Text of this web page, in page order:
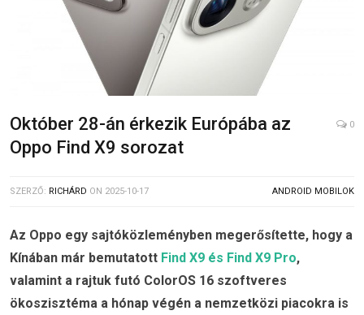
Október 28-án érkezik Európába az
Oppo Find X9 sorozat
0
SZERZŐ: RICHÁRD ON 2025-10-17 ANDROID MOBILOK
Az Oppo egy sajtóközleményben megerősítette, hogy a
Kínában már bemutatott Find X9 és Find X9 Pro,
valamint a rajtuk futó ColorOS 16 szoftveres
ökoszisztéma a hónap végén a nemzetközi piacokra is